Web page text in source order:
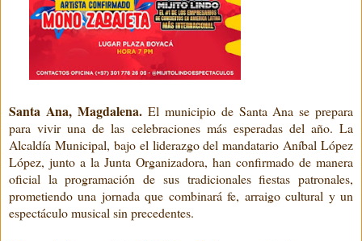
Santa Ana, Magdalena.El municipio de Santa Ana se prepara
para vivir una de las celebraciones más esperadas del año. La
Alcaldía Municipal, bajo el liderazgo del mandatario Aníbal López
López, junto a la Junta Organizadora, han confirmado de manera
oficial la programación de sus tradicionales fiestas patronales,
prometiendo una jornada que combinará fe, arraigo cultural y un
espectáculo musical sin precedentes.